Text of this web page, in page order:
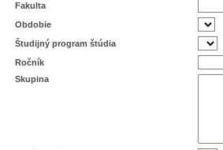
Fakulta
Obdobie
Študijný program štúdia
Ročník
Skupina